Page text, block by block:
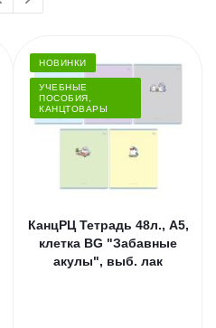
НОВИНКИ
УЧЕБНЫЕ
ПОСОБИЯ,
КАНЦТОВАРЫ
КанцРЦ Тетрадь 48л., А5,
клетка BG "Забавные
акулы", выб. лак